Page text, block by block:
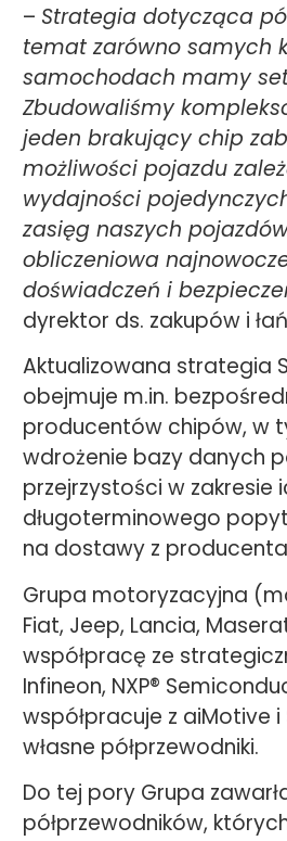
– Strategia dotycząca
temat zarówno samych
samochodach mamy
Zbudowaliśmy
jeden brakujący chip
możliwości pojazdu
wydajności
zasięg naszych
obliczeniowa
doświadczeń i
dyrektor ds. zakupów i
Aktualizowana strategia
obejmuje m.in.
producentów chipów, w
wdrożenie bazy danych
przejrzystości w
długoterminowego
na dostawy z
Grupa motoryzacyjna
Fiat, Jeep, Lancia,
współpracę ze
Infineon, NXP®
współpracuje z aiMotive
własne półprzewodniki.
Do tej pory Grupa
półprzewodników,